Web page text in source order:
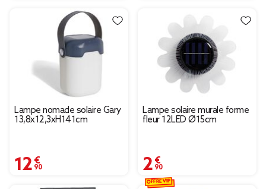
Lampe nomade solaire Gary
13,8x12,3xH141cm
12,90 €
Lampe solaire murale forme
fleur 12LED Ø15cm
2,90 €
OFFRE VIP